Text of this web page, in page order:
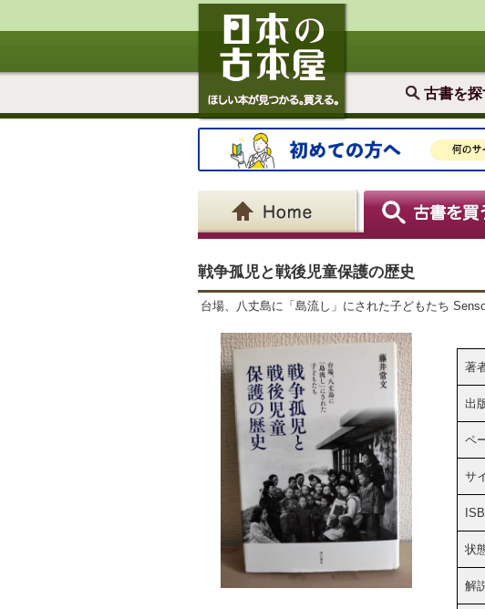
古書を探
戦争孤児と戦後児童保護の歴史
台場、八丈島に「島流し」にされた子どもたち
著
出
ペ
サ
状
解